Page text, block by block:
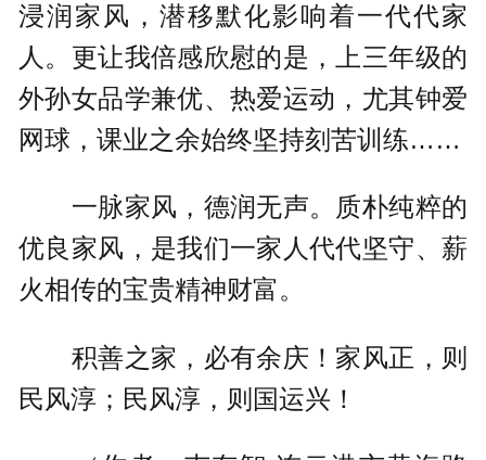
浸润家风，潜移默化影响着一代代家
人。更让我倍感欣慰的是，上三年级的
外孙女品学兼优、热爱运动，尤其钟爱
网球，课业之余始终坚持刻苦训练……
一脉家风，德润无声。质朴纯粹的
优良家风，是我们一家人代代坚守、薪
火相传的宝贵精神财富。
积善之家，必有余庆！家风正，则
民风淳；民风淳，则国运兴！